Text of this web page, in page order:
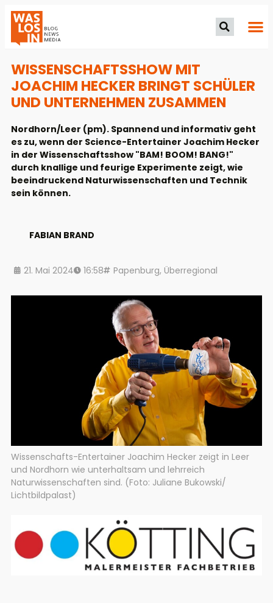
WISSENSCHAFTSSHOW MIT
JOACHIM HECKER BRINGT SCHÜLER
UND UNTERNEHMEN ZUSAMMEN
Nordhorn/Leer (pm). Spannend und informativ geht
es zu, wenn der Science-Entertainer Joachim Hecker
in der Wissenschaftsshow "BAM! BOOM! BANG!"
durch knallige und feurige Experimente zeigt, wie
beeindruckend Naturwissenschaften und Technik
sein können.
FABIAN BRAND
21. Mai 2024 16:58 Papenburg, Überregional
Wissenschafts-Entertainer Joachim Hecker zeigt in Leer
und Nordhorn wie unterhaltsam und lehrreich
Naturwissenschaften sind. (Foto: Juliane Bukowski/
Lichtbildpalast)